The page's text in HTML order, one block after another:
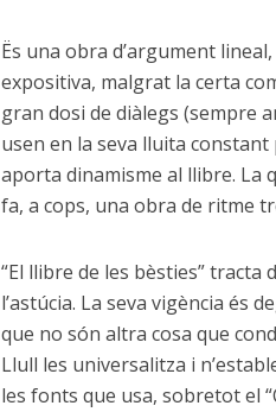
Ës una obra d’argument
expositiva, malgrat la certa
gran dosi de diàlegs (sempre
usen en la seva lluita
aporta dinamisme al llibre. La
fa, a cops, una obra de ritme
“El llibre de les bèsties”
l’astúcia. La seva vigència és
que no són altra cosa que
Llull les universalitza i
les fonts que usa, sobretot el